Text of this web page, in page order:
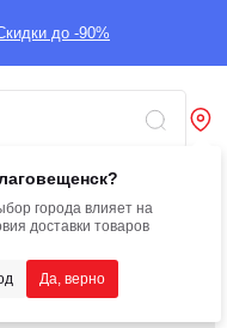
до -90%
города влияет на
доставки товаров
Да, верно
АВТОТЕХНИКА